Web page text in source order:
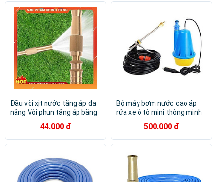
Đầu vòi xịt nước tăng áp đa
năng Vòi phun tăng áp bằng
mạnh - 3 chế độ 206587
44.000 đ
Bộ máy bơm nước cao áp
rửa xe ô tô mini thông minh
500.000 đ